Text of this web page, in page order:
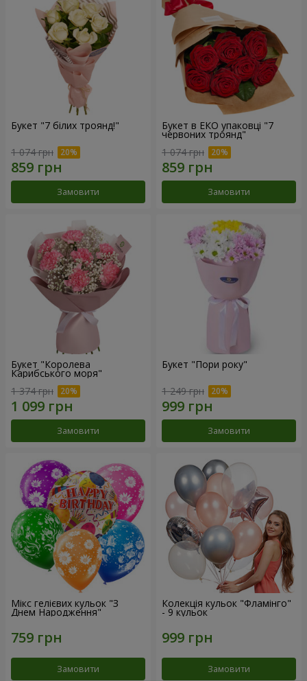
Букет "7 білих троянд!"
1 074 грн
Замовити
Букет в ЕКО упаковці "7
червоних троянд"
1 074 грн
Замовити
Букет "Королева
Карибського моря"
1 374 грн
Замовити
Букет "Пори року"
1 249 грн
Замовити
Мікс гелієвих кульок "З
Днем Народження"
Замовити
Колекція кульок "Фламінго"
- 9 кульок
Замовити